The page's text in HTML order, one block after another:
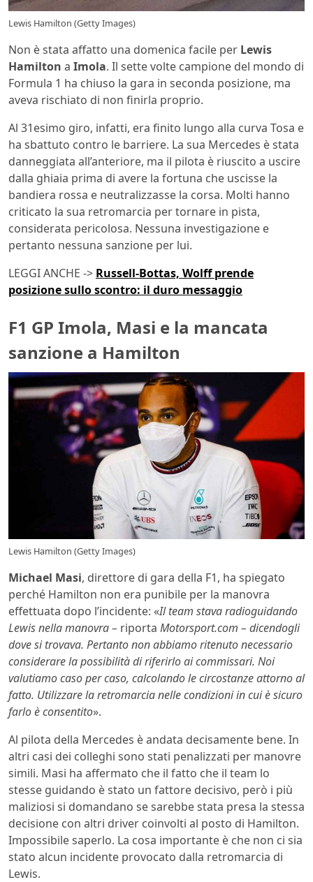
Lewis Hamilton (Getty Images)
Non è stata affatto una domenica facile per Lewis
Hamilton a Imola. Il sette volte campione del mondo di
Formula 1 ha chiuso la gara in seconda posizione, ma
aveva rischiato di non finirla proprio.
Al 31esimo giro, infatti, era finito lungo alla curva Tosa e
ha sbattuto contro le barriere. La sua Mercedes è stata
danneggiata all’anteriore, ma il pilota è riuscito a uscire
dalla ghiaia prima di avere la fortuna che uscisse la
bandiera rossa e neutralizzasse la corsa. Molti hanno
criticato la sua retromarcia per tornare in pista,
considerata pericolosa. Nessuna investigazione e
pertanto nessuna sanzione per lui.
LEGGI ANCHE -> Russell-Bottas, Wolff prende
posizione sullo scontro: il duro messaggio
F1 GP Imola, Masi e la mancata
sanzione a Hamilton
Lewis Hamilton (Getty Images)
Michael Masi, direttore di gara della F1, ha spiegato
perché Hamilton non era punibile per la manovra
effettuata dopo l’incidente: «Il team stava radioguidando
Lewis nella manovra – riporta Motorsport.com – dicendogli
dove si trovava. Pertanto non abbiamo ritenuto necessario
considerare la possibilità di riferirlo ai commissari. Noi
valutiamo caso per caso, calcolando le circostanze attorno al
fatto. Utilizzare la retromarcia nelle condizioni in cui è sicuro
farlo è consentito».
Al pilota della Mercedes è andata decisamente bene. In
altri casi dei colleghi sono stati penalizzati per manovre
simili. Masi ha affermato che il fatto che il team lo
stesse guidando è stato un fattore decisivo, però i più
maliziosi si domandano se sarebbe stata presa la stessa
decisione con altri driver coinvolti al posto di Hamilton.
Impossibile saperlo. La cosa importante è che non ci sia
stato alcun incidente provocato dalla retromarcia di
Lewis.